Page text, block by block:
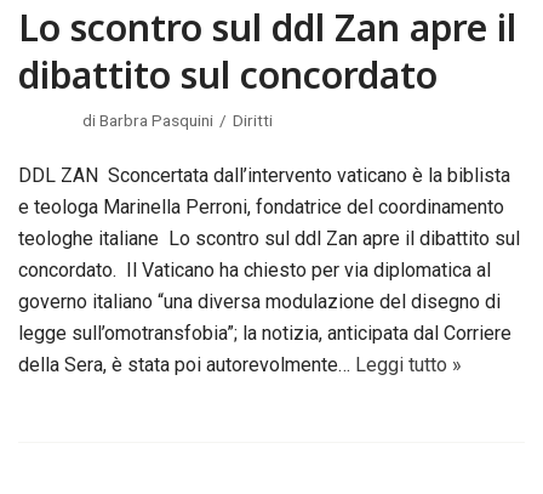
Lo scontro sul ddl Zan apre il
dibattito sul concordato
diBarbra Pasquini Diritti
DDL ZAN Sconcertata dall’intervento vaticano è la biblista
e teologa Marinella Perroni, fondatrice del coordinamento
teologhe italiane Lo scontro sul ddl Zan apre il dibattito sul
concordato. Il Vaticano ha chiesto per via diplomatica al
governo italiano “una diversa modulazione del disegno di
legge sull’omotransfobia”; la notizia, anticipata dal Corriere
della Sera, è stata poi autorevolmente… Leggi tutto »